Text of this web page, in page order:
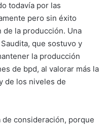
todavía por las
pero sin éxito
la producción. Una
que sostuvo y
la producción
de bpd, al valorar más la
de los niveles de
de consideración, porque